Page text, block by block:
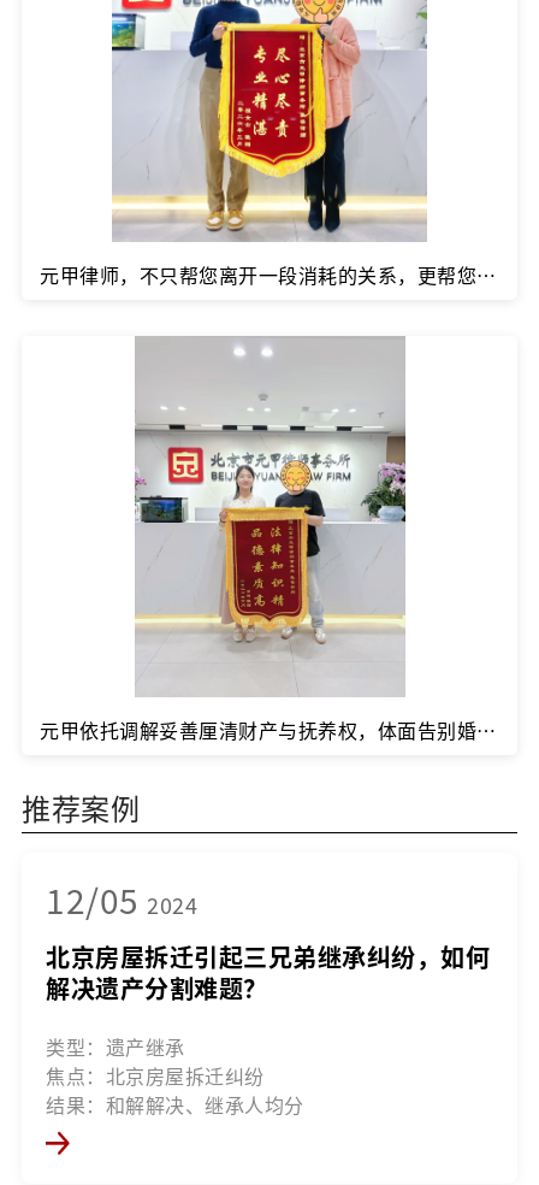
元甲律师，不只帮您离开一段消耗的关系，更帮您带着应得的一切，体面转身。
元甲依托调解妥善厘清财产与抚养权，体面告别婚姻。
推荐案例
12/05 2024
北京房屋拆迁引起三兄弟继承纠纷，如何
解决遗产分割难题？
类型：遗产继承
焦点：北京房屋拆迁纠纷
结果：和解解决、继承人均分